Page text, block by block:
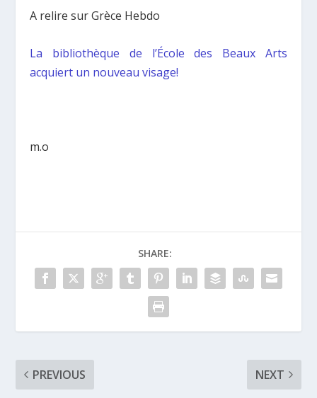
A relire sur Grèce Hebdo
La bibliothèque de l’École des Beaux Arts
acquiert un nouveau visage!
m.o
SHARE:
PREVIOUS NEXT